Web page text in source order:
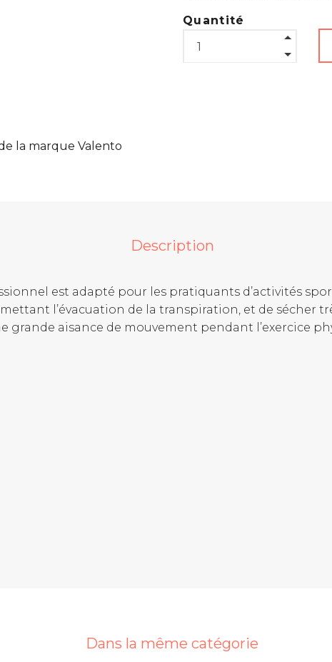
Quantité
la marque Valento
Description
est adapté pour les pratiquants d’activités
l’évacuation de la transpiration, et de sécher
grande aisance de mouvement pendant l’exercice
Dans la même catégorie